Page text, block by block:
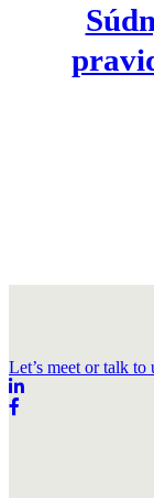
Let’s meet or talk to